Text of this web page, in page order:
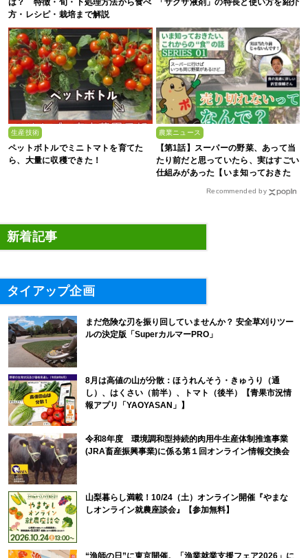
は？ 特徴・旬・下処理方法から食べ
方・レシピ・栽培まで解説
「ザクサ液剤」の特長と使い方を紹介
生産技術
ペットボトルでミニトマトを育てた
ら、大量に収穫できた！
農業ニュース
【第1話】スーパーの野菜、あって当
たり前だと思っていたら、実はすごい
仕組みがあった【いま知っておきた
Recommended by
新着記事
タイアップ企画
まだ危険な刃を振り回していませんか？ 安全草刈りツー
ルの決定版「SuperカルマーPRO」
8月は高値の山が分散：ほうれんそう・きゅうり（通
し）、はくさい（前半）、トマト（後半）【青果市況情
報アプリ「YAOYASAN」】
令和8年度 環境調和型持続的肉用牛生産体制推進事業
(JRA畜産振興事業)に係る第１回オンライン情報交換会
山梨暮らし満載！10/24（土）オンライン開催『やまな
しオンライン就農座談会』【参加無料】
“漁師の日”に東京開催。「漁業就業支援フェア2026」に